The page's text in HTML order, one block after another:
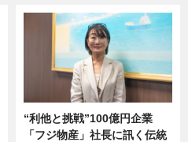
“利他と挑戦”100億円企業
「フジ物産」社長に訊く伝統